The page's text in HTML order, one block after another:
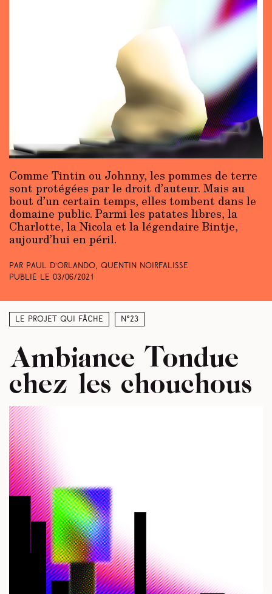
Comme Tintin ou Johnny, les pommes de terre
sont protégées par le droit d’auteur. Mais au
bout d’un certain temps, elles tombent dans le
domaine public. Parmi les patates libres, la
Charlotte, la Nicola et la légendaire Bintje,
aujourd’hui en péril.
Par Paul d’Orlando, Quentin Noirfalisse
Publié le 03/06/2021
Le projet qui fâche N°23
Ambiance Tondue
chez les chouchous